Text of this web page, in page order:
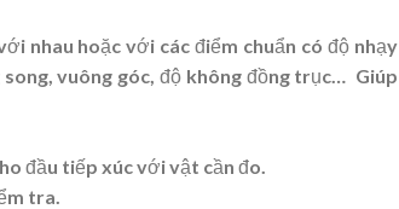
nhau hoặc với các điểm chuẩn có độ nhạy
vuông góc, độ không đồng trục… Giúp
đầu tiếp xúc với vật cần đo.
tra.